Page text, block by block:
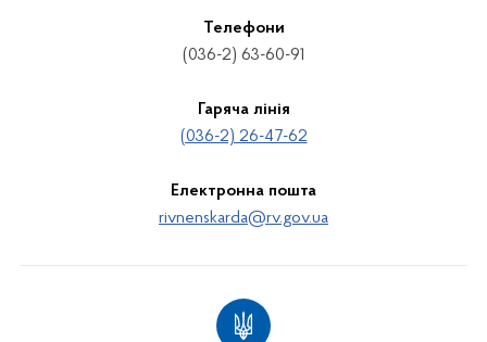
Телефони
(036-2) 63-60-91
Гаряча лінія
(036-2) 26-47-62
Електронна пошта
rivnenskarda@rv.gov.ua